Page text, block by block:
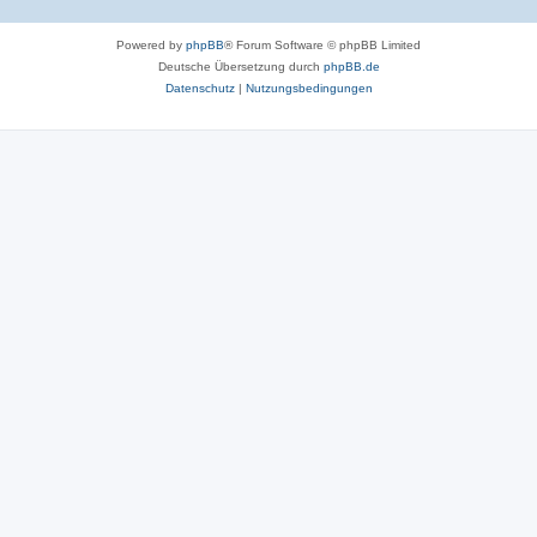
Powered by phpBB® Forum Software © phpBB Limited
Deutsche Übersetzung durch phpBB.de
Datenschutz| Nutzungsbedingungen